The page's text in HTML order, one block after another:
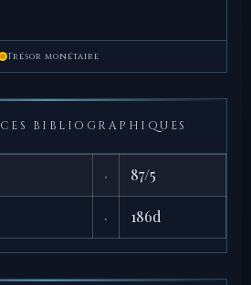
Trésor monétaire
BIBLIOGRAPHIQUES
· 87/5
· 186d